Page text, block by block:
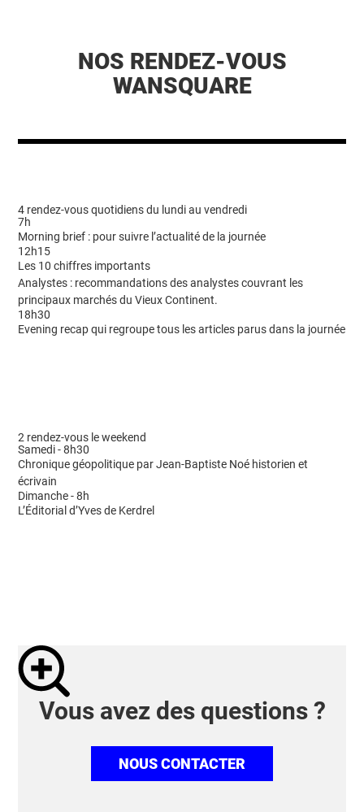
NOS RENDEZ-VOUS
WANSQUARE
4 rendez-vous quotidiens du lundi au vendredi
7h
Morning brief : pour suivre l’actualité de la journée
12h15
Les 10 chiffres importants
Analystes : recommandations des analystes couvrant les
principaux marchés du Vieux Continent.
18h30
Evening recap qui regroupe tous les articles parus dans la journée
2 rendez-vous le weekend
Samedi - 8h30
Chronique géopolitique par Jean-Baptiste Noé historien et
écrivain
Dimanche - 8h
L’Éditorial d’Yves de Kerdrel
Vous avez des questions ?
NOUS CONTACTER